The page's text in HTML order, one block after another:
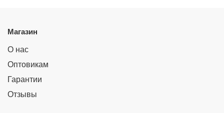
Магазин
О нас
Оптовикам
Гарантии
Отзывы